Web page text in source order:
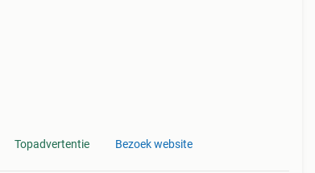
Topadvertentie Bezoek website